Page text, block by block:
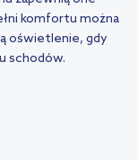
komfortu można
oświetlenie, gdy
schodów.